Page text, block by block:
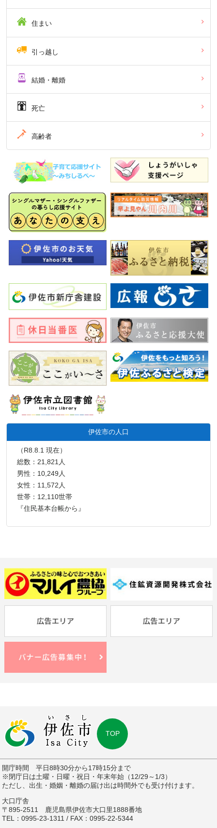
住まい
引っ越し
結婚・離婚
死亡
高齢者
伊佐市の人口
（R8.8.1 現在）
総数：21,821人
男性：10,249人
女性：11,572人
世帯：12,110世帯
『住民基本台帳から』
TOP
開庁時間 平日8時30分から17時15分まで
※閉庁日は土曜・日曜・祝日・年末年始（12/29～1/3）
ただし、出生・婚姻・離婚の届け出は時間外でも受け付けます。
大口庁舎
〒895-2511 鹿児島県伊佐市大口里1888番地
TEL：0995-23-1311 / FAX：0995-22-5344